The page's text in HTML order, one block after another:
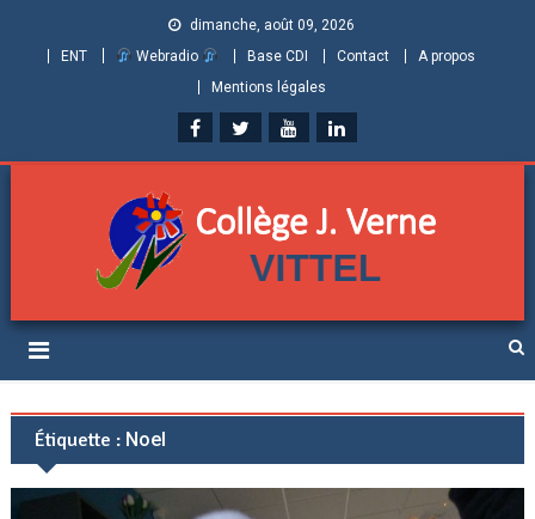
dimanche, août 09, 2026
ENT
Webradio Base CDI Contact
A propos
Mentions légales
Collège Jules Verne de
Vittel (Vosges)
Étiquette : Noel